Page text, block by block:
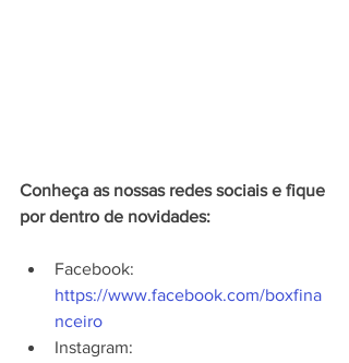
Conheça as nossas redes sociais e fique
por dentro de novidades:
Facebook:
https://www.facebook.com/boxfina
nceiro
Instagram: